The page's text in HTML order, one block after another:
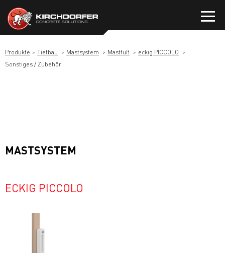
Inhalt
springen
Produkte Tiefbau Mastsystem Mastfuß
eckig PICCOLO
Sonstiges / Zubehör
MASTSYSTEM
ECKIG PICCOLO